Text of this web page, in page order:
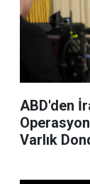
ABD'den
Varlık